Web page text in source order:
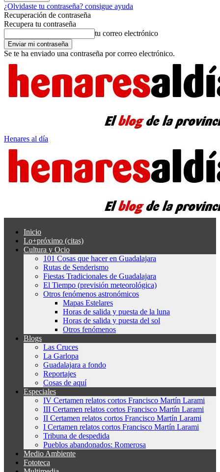
¿Olvidaste tu contraseña? consigue ayuda
Recuperación de contraseña
Recupera tu contraseña
tu correo electrónico
Se te ha enviado una contraseña por correo electrónico.
Henares al día
Inicio
Lo+próximo (citas)
Cultura y Ocio
101 Cosas que hacer en Guadalajara
Rutas de Senderismo
Fiestas Tradicionales de Guadalajara
El Tiempo (previsión meteorológica)
Otros fenómenos astronómicos
Mapas Estelares
Horas de salida y puesta de la luna
Horas de salida y puesta del sol
Otros fenómenos
Blogs
Las Cruces
La Garlopa
Guadalajara a fondo
Reportajes
Cosas de aquí
Especiales
IV Certamen relatos cortos Francisco Martín Larami
III Certamen relatos cortos Francisco Martín Larami
II Certamen relatos cortos Francisco Martín Larami
I Certamen relatos cortos Francisco Martín Larami
Tribuna de despedida
Pueblos abandonados: Romerosa
Medio Ambiente
Fototeca